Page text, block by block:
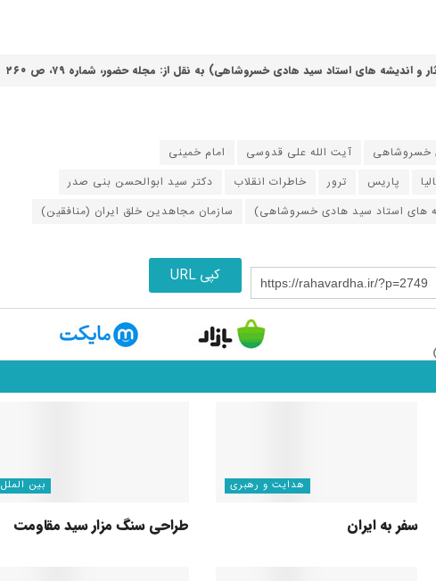
اندیشه های استاد سید هادی خسروشاهی) به نقل از: مجله حضور، شماره ۷۹، ص ۲۶۰
خسروشاهی آیت الله علی قدوسی
امام خمینی
پاریس ترور خاطرات انقلاب
دکتر سید ابوالحسن بنی صدر
های استاد سید هادی خسروشاهی)
سازمان مجاهدین خلق ایران (منافقین)
https://rahavardha.ir/?p=2749 کپی URL
هدایت و رهبری
سفر به ایران
بین الملل
طراحی سنگ مزار سید مقاومت